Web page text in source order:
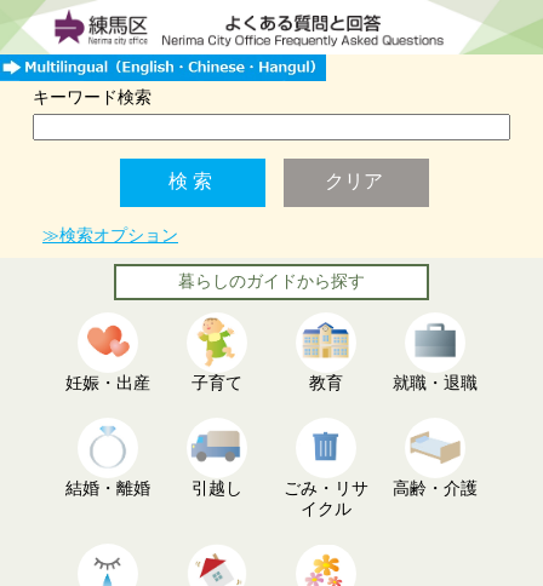
キーワード検索
≫検索オプション
暮らしのガイドから探す
妊娠・出産 子育て 教育 就職・退職
結婚・離婚 引越し
ごみ・リサ
イクル
高齢・介護